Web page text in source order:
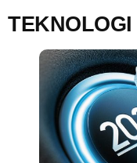
TEKNOLOGI